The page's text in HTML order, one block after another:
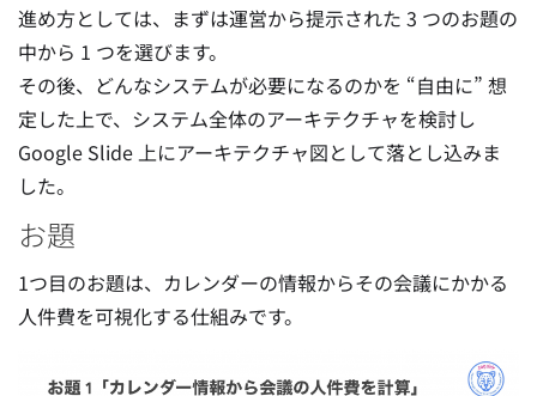
進め方としては、まずは運営から提示された 3 つのお題の
中から 1 つを選びます。
その後、どんなシステムが必要になるのかを “自由に” 想
定した上で、システム全体のアーキテクチャを検討し
Google Slide 上にアーキテクチャ図として落とし込みま
した。
お題
1つ目のお題は、カレンダーの情報からその会議にかかる
人件費を可視化する仕組みです。